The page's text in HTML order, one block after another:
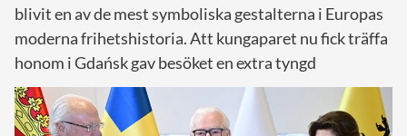
blivit en av de mest symboliska gestalterna i Europas
moderna frihetshistoria. Att kungaparet nu fick träffa
honom i Gdańsk gav besöket en extra tyngd